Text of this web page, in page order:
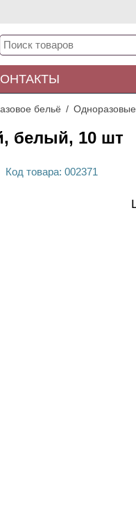
бельё Одноразовые
белый, 10 шт
Код товара: 002371